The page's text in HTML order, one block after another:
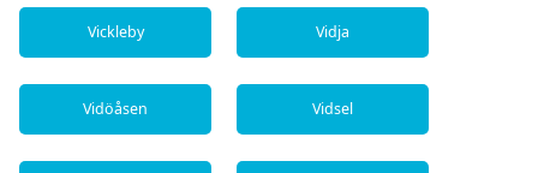
Vickleby Vidja
Vidöåsen Vidsel